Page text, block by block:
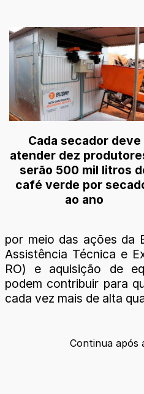
Cada secador deve
atender dez
serão 500 mil litros
café verde por
ao ano
por meio das ações da
Assistência Técnica e
RO) e aquisição de
podem contribuir para
cada vez mais de alta
Continua após